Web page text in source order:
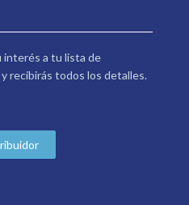
a tu lista de
recibirás todos los detalles.